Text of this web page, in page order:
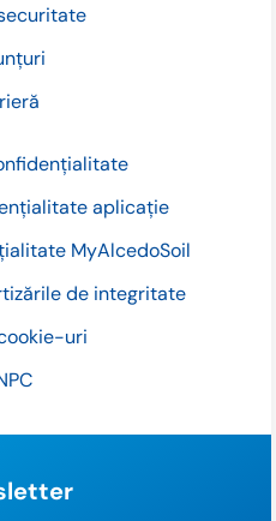
aplicație
MyAlcedoSoil
de integritate
uri